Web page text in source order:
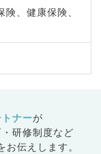
、健康保険、
ナーが
研修制度など
伝えします。